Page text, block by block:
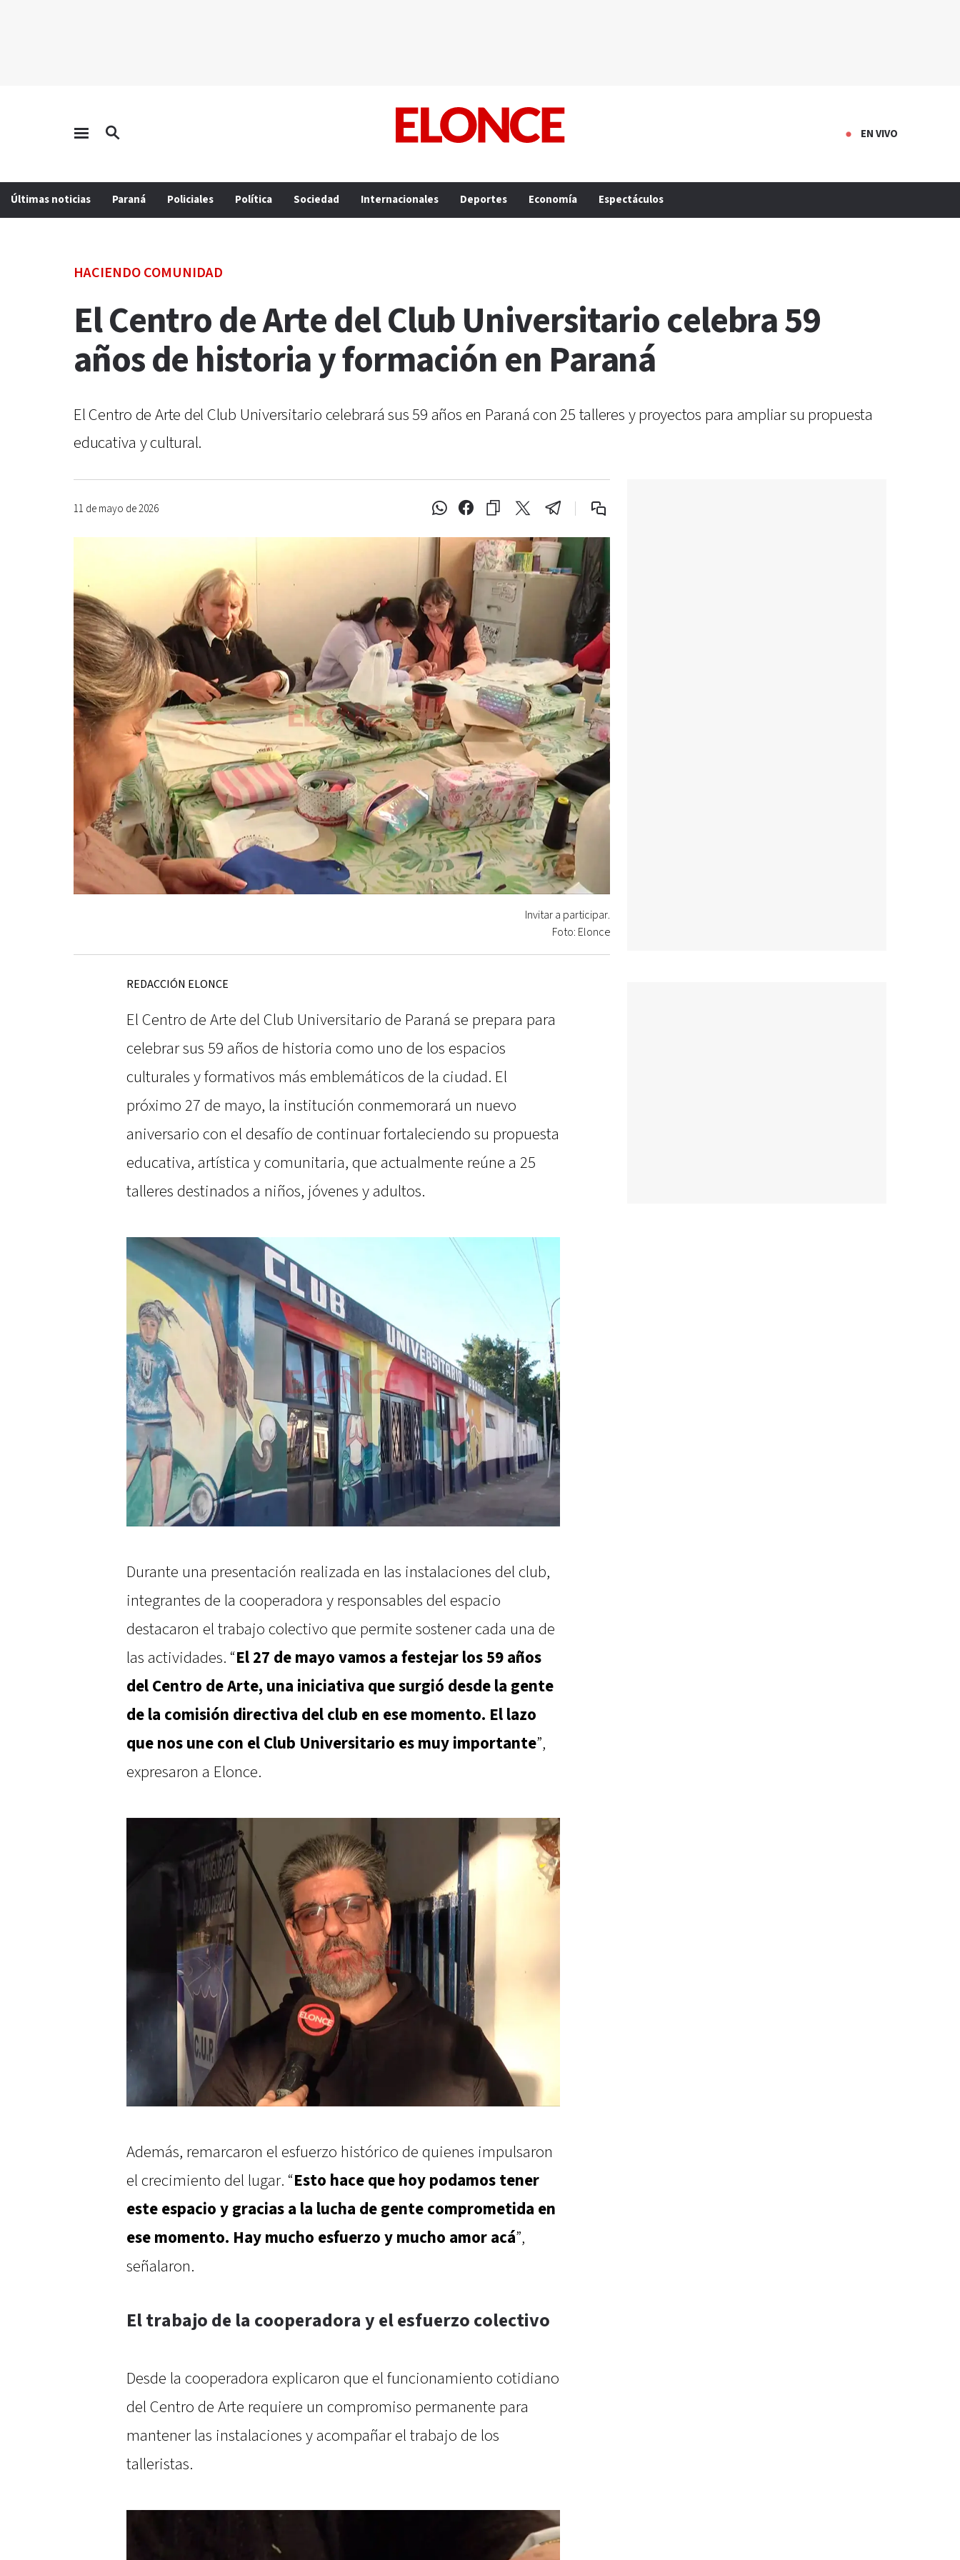
EN VIVO
Últimas noticias Paraná Policiales Política Sociedad Internacionales Deportes Economía Espectáculos
HACIENDO COMUNIDAD
El Centro de Arte del Club Universitario celebra 59
años de historia y formación en Paraná
El Centro de Arte del Club Universitario celebrará sus 59 años en Paraná con 25 talleres y proyectos para ampliar su propuesta
educativa y cultural.
11 de mayo de 2026
Invitar a participar.
Foto: Elonce
REDACCIÓN ELONCE
El Centro de Arte del Club Universitario de Paraná se prepara para
celebrar sus 59 años de historia como uno de los espacios
culturales y formativos más emblemáticos de la ciudad. El
próximo 27 de mayo, la institución conmemorará un nuevo
aniversario con el desafío de continuar fortaleciendo su propuesta
educativa, artística y comunitaria, que actualmente reúne a 25
talleres destinados a niños, jóvenes y adultos.
Durante una presentación realizada en las instalaciones del club,
integrantes de la cooperadora y responsables del espacio
destacaron el trabajo colectivo que permite sostener cada una de
las actividades. “El 27 de mayo vamos a festejar los 59 años
del Centro de Arte, una iniciativa que surgió desde la gente
de la comisión directiva del club en ese momento. El lazo
que nos une con el Club Universitario es muy importante”,
expresaron a Elonce.
Además, remarcaron el esfuerzo histórico de quienes impulsaron
el crecimiento del lugar. “Esto hace que hoy podamos tener
este espacio y gracias a la lucha de gente comprometida en
ese momento. Hay mucho esfuerzo y mucho amor acá”,
señalaron.
El trabajo de la cooperadora y el esfuerzo colectivo
Desde la cooperadora explicaron que el funcionamiento cotidiano
del Centro de Arte requiere un compromiso permanente para
mantener las instalaciones y acompañar el trabajo de los
talleristas.